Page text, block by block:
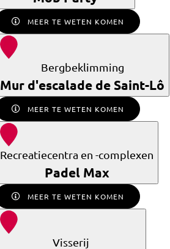
MEER TE WETEN KOMEN
Bergbeklimming
Mur d'escalade de Saint-Lô
MEER TE WETEN KOMEN
Recreatiecentra en -complexen
Padel Max
MEER TE WETEN KOMEN
Visserij